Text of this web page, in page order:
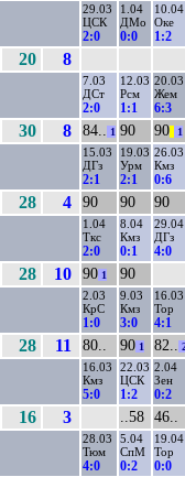
29.03
ЦСК
2:0
1.04
ДМо
0:0
10.04
Оке
1:2
20 8
7.03
ДСт
2:0
12.03
Рсм
1:1
20.03
Жем
6:3
30 8 84.. 1 90 90 1
15.03
ДГз
2:1
19.03
Урм
2:1
26.03
Кмз
0:6
28 4 90 90 90
1.04
Ткс
2:0
8.04
Кмз
0:1
29.04
ДГз
4:0
28 10 90 1 90
2.03
КрС
1:0
9.03
Кмз
3:0
16.03
Тор
4:1
28 11 80.. 90 1 82..
16.03
Кмз
5:0
22.03
ЦСК
1:2
2.04
Зен
0:2
16 3 ..58 46..
28.03
Тюм
4:0
5.04
СпМ
0:2
19.04
Тор
0:0